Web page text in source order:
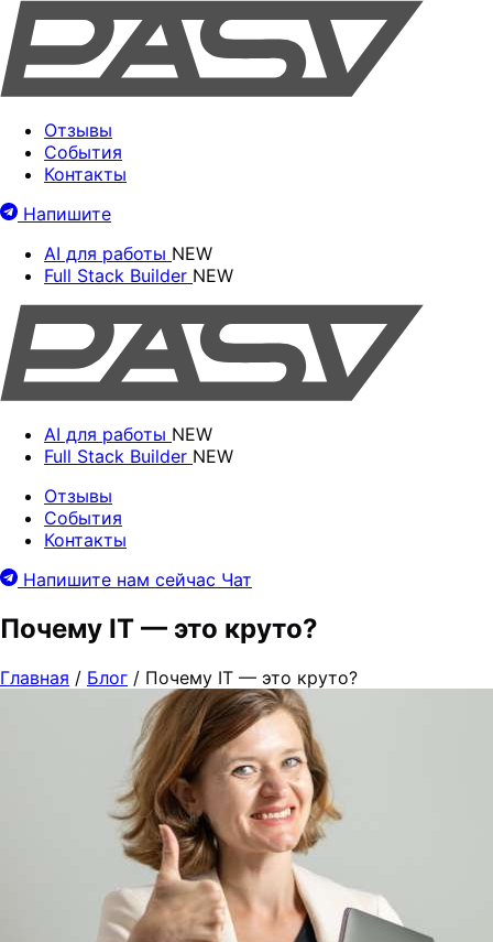
Отзывы
События
Контакты
Напишите
AI для работы NEW
Full Stack Builder NEW
AI для работы NEW
Full Stack Builder NEW
Отзывы
События
Контакты
Напишите нам сейчас Чат
Почему IT — это круто?
Главная / Блог / Почему IT — это круто?